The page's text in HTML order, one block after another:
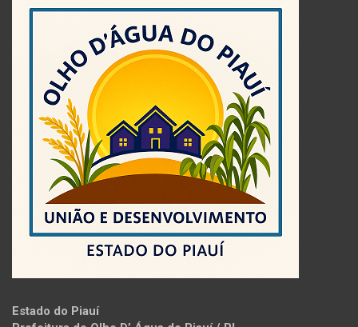
Estado do Piauí